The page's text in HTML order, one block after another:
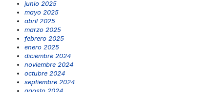
junio 2025
mayo 2025
abril 2025
marzo 2025
febrero 2025
enero 2025
diciembre 2024
noviembre 2024
octubre 2024
septiembre 2024